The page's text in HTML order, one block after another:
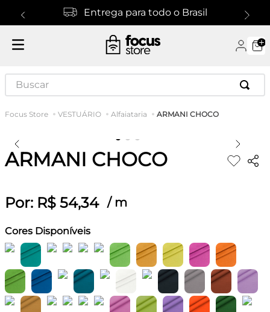
Entrega para todo o Brasil
Buscar
VESTUÁRIO Alfaiataria ARMANI CHOCO
ARMANI CHOCO
Por: R$ 54,34 / m
Cores Disponíveis